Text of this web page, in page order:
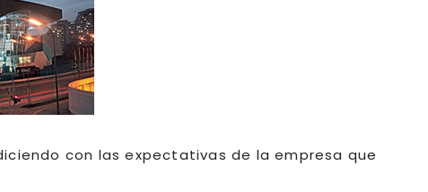
con las expectativas de la empresa que